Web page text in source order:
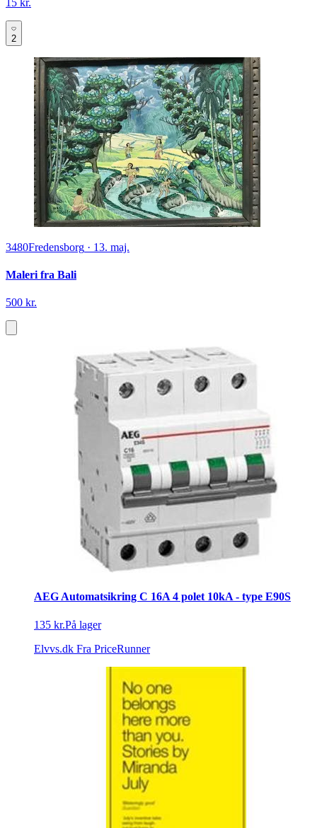
2
3480Fredensborg · 13. maj.
Maleri fra Bali
500 kr.
AEG Automatsikring C 16A 4 polet 10kA - type E90S
135 kr.På lager
Elvvs.dk Fra PriceRunner